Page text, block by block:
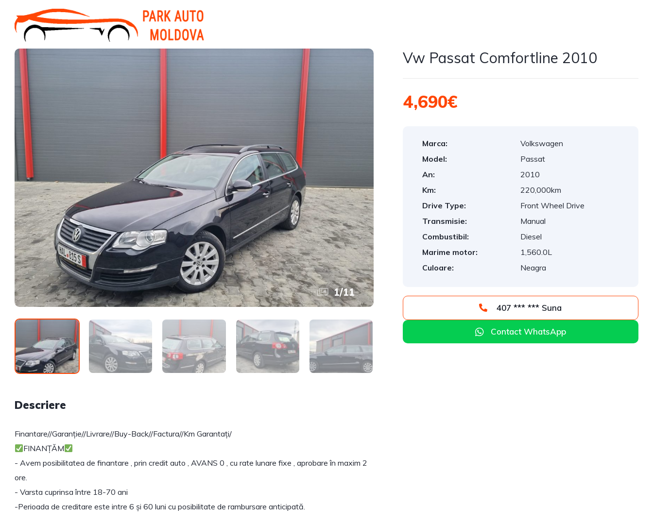
1/11
Descriere
Finantare//Garanție//Livrare//Buy-Back//Factura//Km Garantați/
FINANȚĂM
- Avem posibilitatea de finantare , prin credit auto , AVANS 0 , cu rate lunare fixe , aprobare în maxim 2
ore.
- Varsta cuprinsa între 18-70 ani
-Perioada de creditare este intre 6 și 60 luni cu posibilitate de rambursare anticipată.
Vw Passat Comfortline 2010
4,690€
Marca:
Volkswagen
Model:
Passat
An:
2010
Km:
220,000km
Drive Type:
Front Wheel Drive
Transmisie:
Manual
Combustibil:
Diesel
Marime motor:
1,560.0L
Culoare:
Neagra
407 *** *** Suna
Contact WhatsApp